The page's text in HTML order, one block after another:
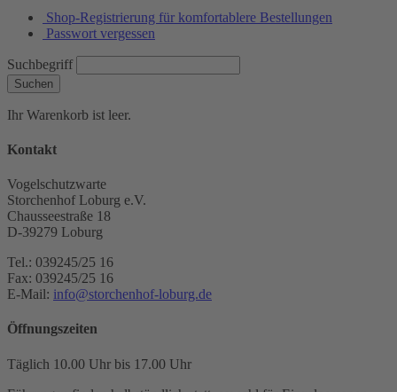
Shop-Registrierung für komfortablere Bestellungen
Passwort vergessen
Suchbegriff
Suchen
Ihr Warenkorb ist leer.
Kontakt
Vogelschutzwarte
Storchenhof Loburg e.V.
Chausseestraße 18
D-39279 Loburg
Tel.: 039245/25 16
Fax: 039245/25 16
E-Mail: info@storchenhof-loburg.de
Öffnungszeiten
Täglich 10.00 Uhr bis 17.00 Uhr